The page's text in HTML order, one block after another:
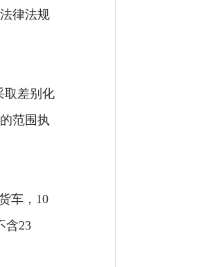
律法规
取差别化
的范围执
车， 10
含23